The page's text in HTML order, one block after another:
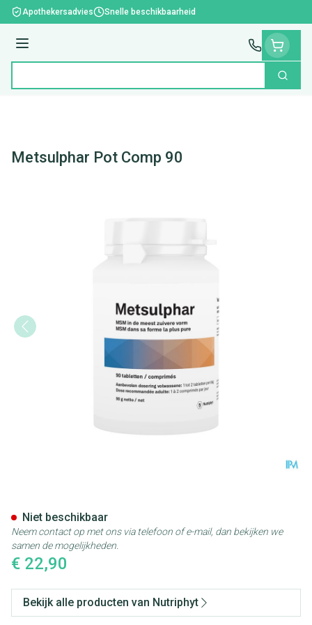
Ga naar de inhoud
Apothekersadvies Snelle beschikbaarheid
Menu
Zoek
Metsulphar Pot Comp 90
€ 22,90
Niet beschikbaar
Neem contact op met ons via telefoon of e-mail, dan bekijken we
samen de mogelijkheden.
Bekijk alle producten van Nutriphyt